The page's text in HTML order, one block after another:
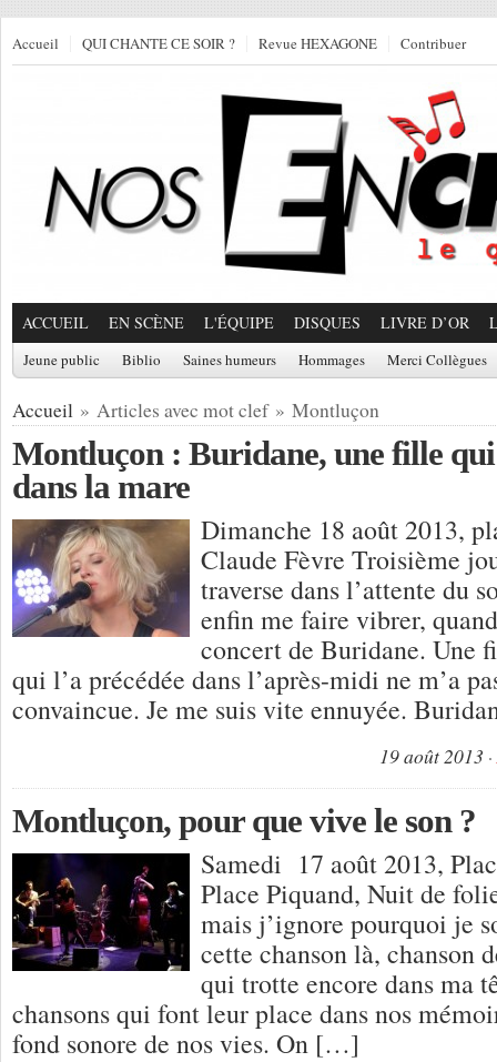
Accueil QUI CHANTE CE SOIR ? Revue HEXAGONE Contribuer
ACCUEIL EN SCÈNE L'ÉQUIPE DISQUES LIVRE D’OR
Jeune public Biblio Saines humeurs Hommages Merci Collègues
Accueil » Articles avec mot clef » Montluçon
Montluçon : Buridane, une fille qui
dans la mare
Dimanche 18 août 2013,
Claude Fèvre Troisième
traverse dans l’attente du
enfin me faire vibrer,
concert de Buridane.
qui l’a précédée dans l’après-midi ne m’a
convaincue. Je me suis vite ennuyée.
19 août 2013
Montluçon, pour que vive le son ?
Samedi 17 août 2013,
Place Piquand, Nuit de
mais j’ignore pourquoi je
cette chanson là, chanson
qui trotte encore dans ma
chansons qui font leur place dans nos
fond sonore de nos vies. On […]